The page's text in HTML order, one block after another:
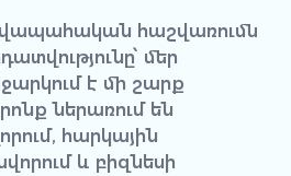
հաշվառումն
մեր
է մի շարք
ներառում են
հարկային
և բիզնեսի